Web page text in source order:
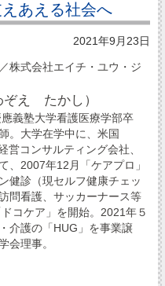
あえる社会へ
2021年9月23日
株式会社エイチ・ユウ・ジ
ぞえ たかし）
義塾大学看護医療学部卒
。大学在学中に、米国
営コンサルティング会社、
、2007年12月「ケアプロ」
健診（現セルフ健康チェッ
問看護、サッカーナース等
コケア」を開始。2021年５
介護の「HUG」を事業譲
会理事。